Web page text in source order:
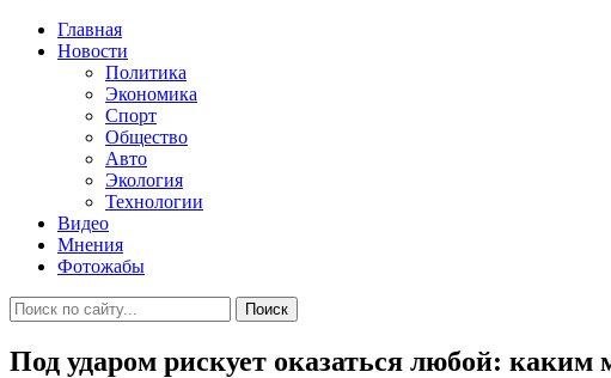
Главная
Новости
Политика
Экономика
Спорт
Общество
Авто
Экология
Технологии
Видео
Мнения
Фотожабы
Поиск
Под ударом рискует оказаться любой: каким